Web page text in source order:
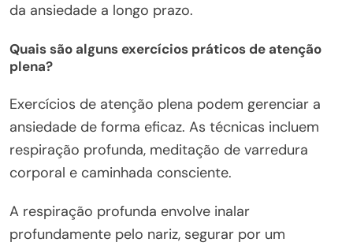
da ansiedade a longo prazo.
Quais são alguns exercícios práticos de atenção
plena?
Exercícios de atenção plena podem gerenciar a
ansiedade de forma eficaz. As técnicas incluem
respiração profunda, meditação de varredura
corporal e caminhada consciente.
A respiração profunda envolve inalar
profundamente pelo nariz, segurar por um